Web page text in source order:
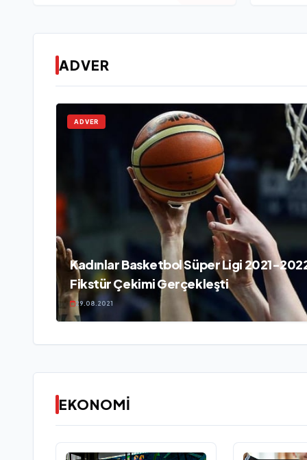
ADVER
ADVER
Kadınlar Basketbol Süper Ligi 2021-
Fikstür Çekimi Gerçekleşti
29.08.2021
EKONOMİ